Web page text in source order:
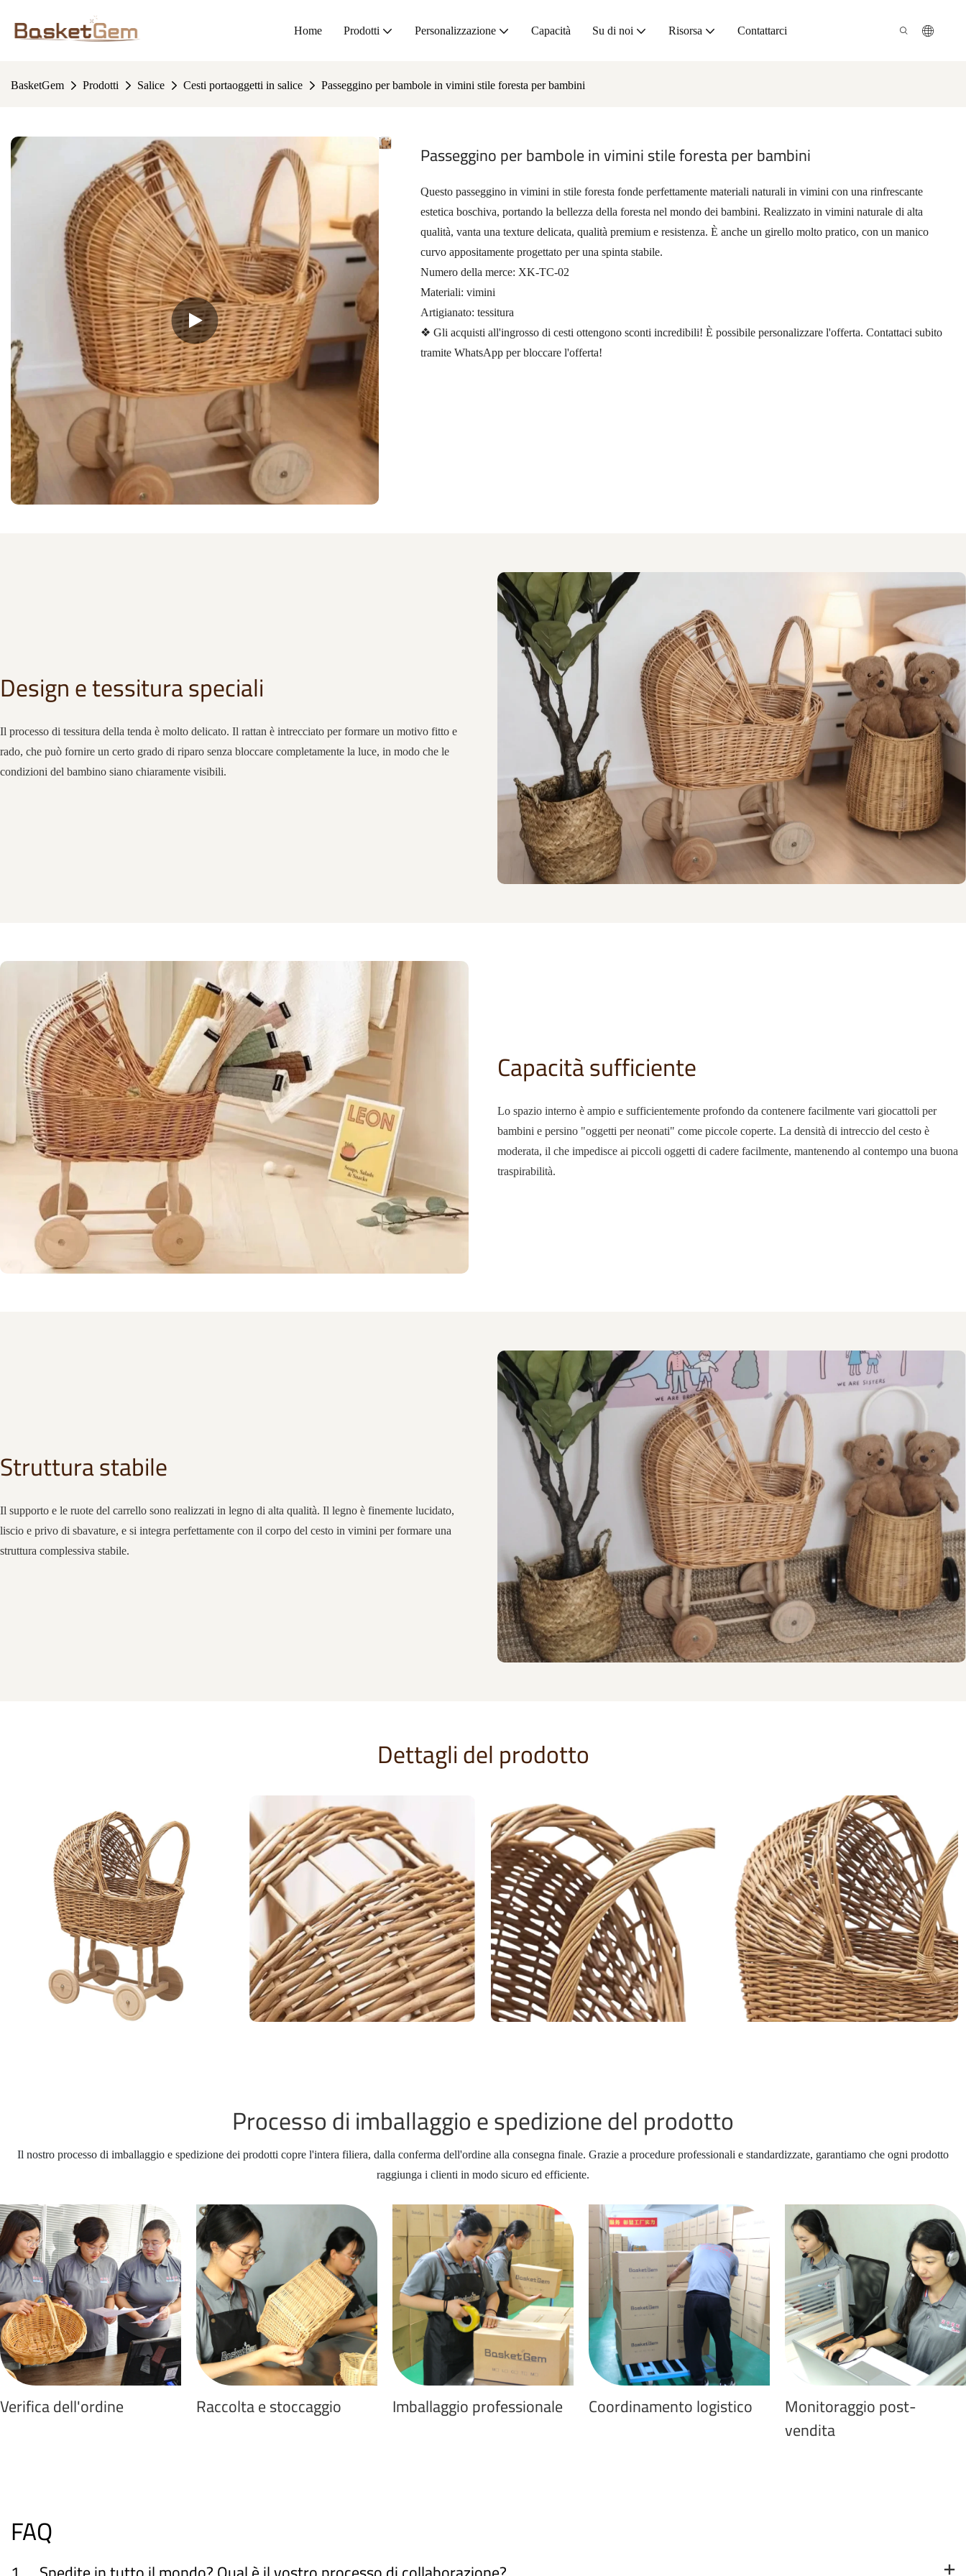
Home Prodotti Personalizzazione Capacità Su di noi Risorsa Contattarci
BasketGem Prodotti Salice Cesti portaoggetti in salice Passeggino per bambole in vimini stile foresta per bambini
Passeggino per bambole in vimini stile foresta per bambini
Questo passeggino in vimini in stile foresta fonde perfettamente materiali naturali in vimini con una rinfrescante
estetica boschiva, portando la bellezza della foresta nel mondo dei bambini. Realizzato in vimini naturale di alta
qualità, vanta una texture delicata, qualità premium e resistenza. È anche un girello molto pratico, con un manico
curvo appositamente progettato per una spinta stabile.
Numero della merce: XK-TC-02
Materiali: vimini
Artigianato: tessitura
❖ Gli acquisti all'ingrosso di cesti ottengono sconti incredibili! È possibile personalizzare l'offerta. Contattaci subito
tramite WhatsApp per bloccare l'offerta!
Design e tessitura speciali
Il processo di tessitura della tenda è molto delicato. Il rattan è intrecciato per formare un motivo fitto e
rado, che può fornire un certo grado di riparo senza bloccare completamente la luce, in modo che le
condizioni del bambino siano chiaramente visibili.
Capacità sufficiente
Lo spazio interno è ampio e sufficientemente profondo da contenere facilmente vari giocattoli per
bambini e persino "oggetti per neonati" come piccole coperte. La densità di intreccio del cesto è
moderata, il che impedisce ai piccoli oggetti di cadere facilmente, mantenendo al contempo una buona
traspirabilità.
Struttura stabile
Il supporto e le ruote del carrello sono realizzati in legno di alta qualità. Il legno è finemente lucidato,
liscio e privo di sbavature, e si integra perfettamente con il corpo del cesto in vimini per formare una
struttura complessiva stabile.
Dettagli del prodotto
Processo di imballaggio e spedizione del prodotto
Il nostro processo di imballaggio e spedizione dei prodotti copre l'intera filiera, dalla conferma dell'ordine alla consegna finale. Grazie a procedure professionali e standardizzate, garantiamo che ogni prodotto
raggiunga i clienti in modo sicuro ed efficiente.
Verifica dell'ordine Raccolta e stoccaggio Imballaggio professionale Coordinamento logistico Monitoraggio post-
vendita
FAQ